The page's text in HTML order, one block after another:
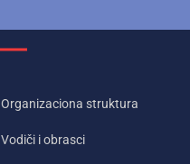
Organizaciona struktura
Vodiči i obrasci